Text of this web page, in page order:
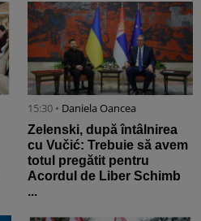
15:30 • Daniela Oancea
Zelenski, după întâlnirea
cu Vučić: Trebuie să avem
totul pregătit pentru
Acordul de Liber Schimb
...